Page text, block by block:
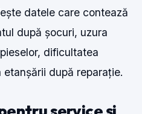
datele care contează
după șocuri, uzura
dificultatea
după reparație.